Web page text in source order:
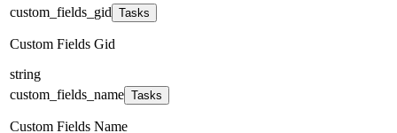
custom_fields_gid Tasks
Custom Fields Gid
string
custom_fields_name Tasks
Custom Fields Name